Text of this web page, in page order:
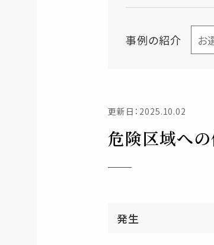
事例の紹介
更新日：2025.10.02
危険区域へ
発生